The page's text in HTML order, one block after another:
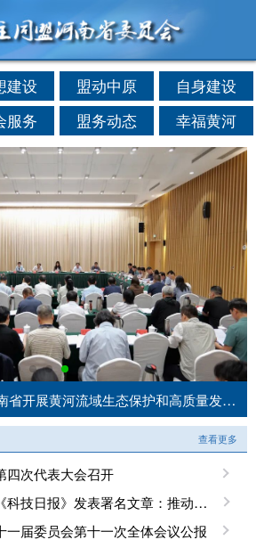
建设 盟动中原
自身建设
服务 盟务动态 幸福黄河
配合民盟中央对口河南省开展黄河流域生态保护和高质量发展民主监督工作推进会召开
查看更多
四次代表大会召开
河南省委书记刘宁在《科技日报》发表署名文章：推动科技创新和产业创新深度融合 提升现代化产业体系对高质量发展的支撑能力
一届委员会第十一次全体会议公报